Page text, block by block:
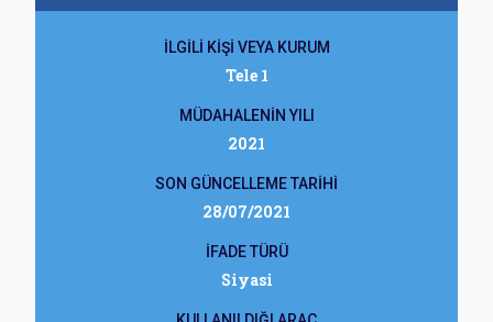
İLGİLİ KİŞİ VEYA KURUM
Tele 1
MÜDAHALENİN YILI
2021
SON GÜNCELLEME TARİHİ
28/07/2021
İFADE TÜRÜ
Siyasi